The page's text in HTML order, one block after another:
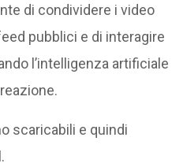
di condividere i video
pubblici e di interagire
l’intelligenza artificiale
scaricabili e quindi